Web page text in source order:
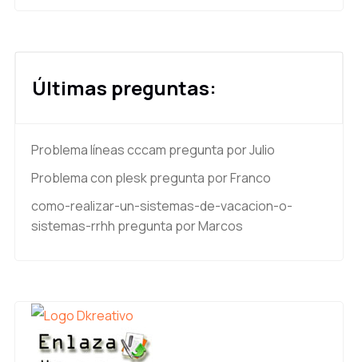
Últimas preguntas:
Problema líneas cccam pregunta por Julio
Problema con pleskpregunta por Franco
como-realizar-un-sistemas-de-vacacion-o-
sistemas-rrhh pregunta por Marcos